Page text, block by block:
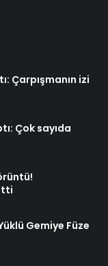
Çarpışmanın izi
Çok sayıda
Gemiye Füze